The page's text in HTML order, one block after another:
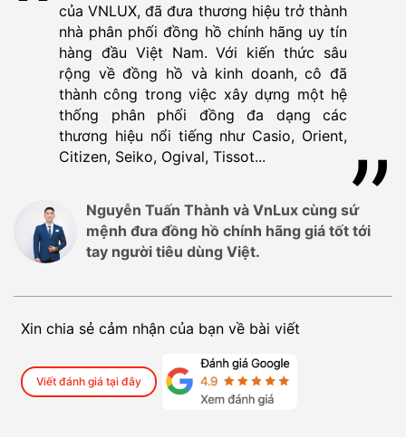
của VNLUX, đã đưa thương hiệu trở thành
nhà phân phối đồng hồ chính hãng uy tín
hàng đầu Việt Nam. Với kiến thức sâu
rộng về đồng hồ và kinh doanh, cô đã
thành công trong việc xây dựng một hệ
thống phân phối đồng đa dạng các
thương hiệu nổi tiếng như Casio, Orient,
Citizen, Seiko, Ogival, Tissot...
Nguyễn Tuấn Thành và VnLux cùng sứ
mệnh đưa đồng hồ chính hãng giá tốt tới
tay người tiêu dùng Việt.
Xin chia sẻ cảm nhận của bạn về bài viết
Viết đánh giá tại đây